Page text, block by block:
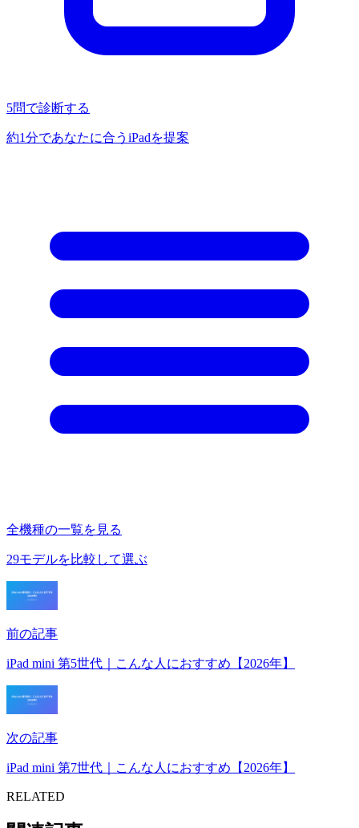
5問で診断する
約1分であなたに合うiPadを提案
全機種の一覧を見る
29モデルを比較して選ぶ
前の記事
iPad mini 第5世代｜こんな人におすすめ【2026年】
次の記事
iPad mini 第7世代｜こんな人におすすめ【2026年】
RELATED